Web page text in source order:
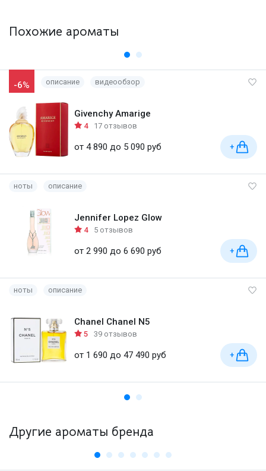
Похожие ароматы
-6% описание видеообзор
Givenchy Amarige
4 17 отзывов
от 4 890 до 5 090 руб +
ноты описание
Jennifer Lopez Glow
4 5 отзывов
от 2 990 до 6 690 руб +
ноты описание
Chanel Chanel N5
5 39 отзывов
от 1 690 до 47 490 руб +
Другие ароматы бренда